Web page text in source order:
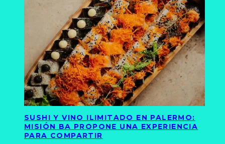
SUSHI Y VINO ILIMITADO EN PALERMO:
MISIÓN BA PROPONE UNA EXPERIENCIA
PARA COMPARTIR